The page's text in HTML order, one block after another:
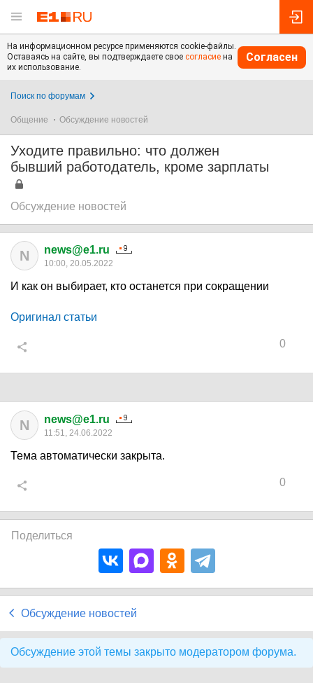
На информационном ресурсе применяются cookie-файлы.
Оставаясь на сайте, вы подтверждаете свое согласие на
их использование.
Согласен
Поиск по форумам
Общение Обсуждение новостей
Уходите правильно: что должен
бывший работодатель, кроме зарплаты
Обсуждение новостей
N news@e1.ru
10:00, 20.05.2022
И как он выбирает, кто останется при сокращении
Оригинал статьи
0
N news@e1.ru
11:51, 24.06.2022
Тема автоматически закрыта.
0
Поделиться
Обсуждение новостей
Обсуждение этой темы закрыто модератором форума.